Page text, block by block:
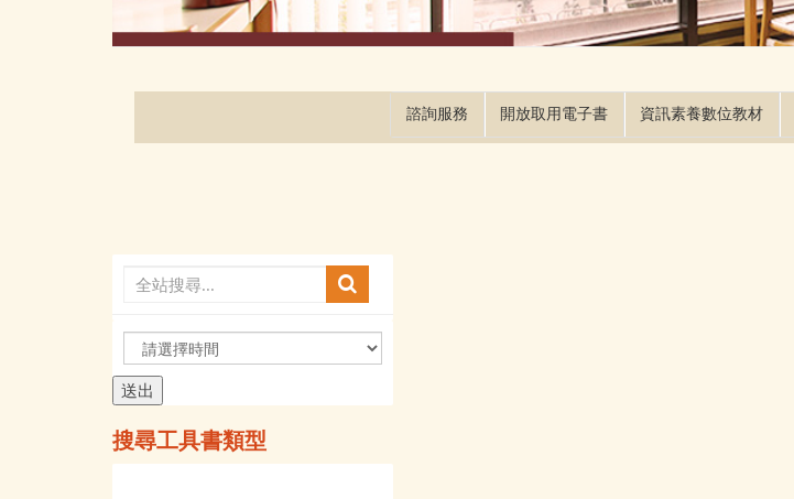
諮詢服務 開放取用電子書 資訊素養數位教材
選
擇
時
間
搜尋工具書類型